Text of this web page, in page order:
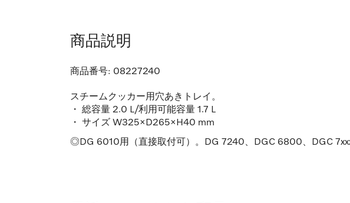
商品説明
商品番号: 08227240
スチームクッカー用穴あきトレイ。
・ 総容量 2.0 L/利用可能容量 1.7 L
・ サイズ W325×D265×H40 mm
◎DG 6010用（直接取付可）。DG 7240、DGC 6800、DGC